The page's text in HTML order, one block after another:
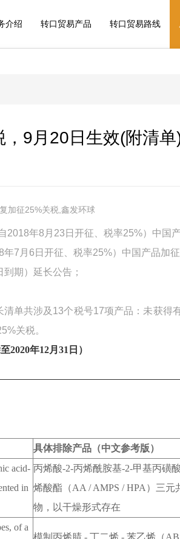
介绍 转口贸易产品 转口贸易路线
9月20日生效(附清单
加征25%关税,鑫发环球
2018年8月23日开征、税率25%）中国
7月6日开征、税率25%）中国产品加
期）延长公告；
单共涉及13个税号17项产品：未获得
关税。
2020年12月31日）
具体排除产品（中文参考版）
acid-
in
丙烯酸-2-丙烯酰胺基-2-甲基丙磺酸
烯酸酯（AA / AMPS / HPA ）三元
物，以干燥形式存在
of a
模制丙烯腈 - 丁二烯 - 苯乙烯（